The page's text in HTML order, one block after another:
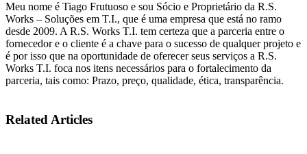
Meu nome é Tiago Frutuoso e sou Sócio e Proprietário da R.S.
Works – Soluções em T.I., que é uma empresa que está no ramo
desde 2009. A R.S. Works T.I. tem certeza que a parceria entre o
fornecedor e o cliente é a chave para o sucesso de qualquer projeto e
é por isso que na oportunidade de oferecer seus serviços a R.S.
Works T.I. foca nos itens necessários para o fortalecimento da
parceria, tais como: Prazo, preço, qualidade, ética, transparência.
Related Articles